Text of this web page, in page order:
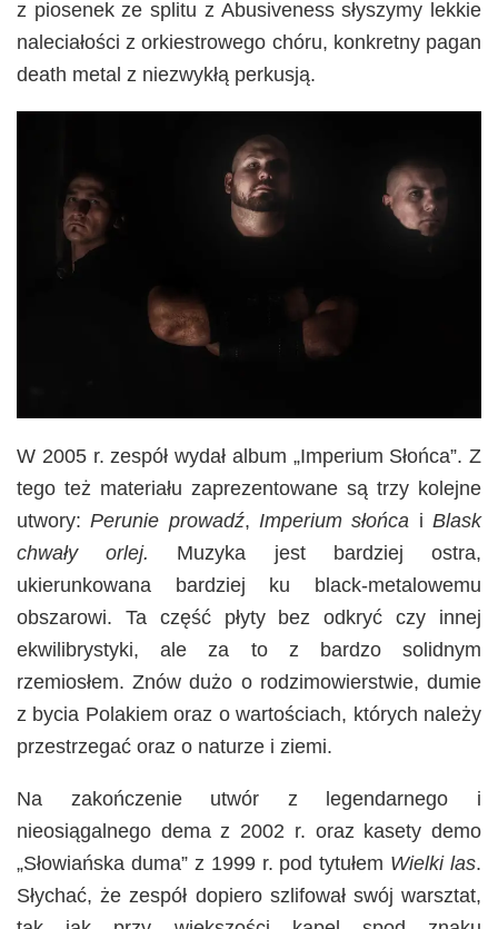
z piosenek ze splitu z Abusiveness słyszymy lekkie
naleciałości z orkiestrowego chóru, konkretny pagan
death metal z niezwykłą perkusją.
W 2005 r. zespół wydał album „Imperium Słońca”. Z
tego też materiału zaprezentowane są trzy kolejne
utwory: Perunie prowadź, Imperium słońca iBlask
chwały orlej.
Muzyka jest bardziej ostra,
ukierunkowana bardziej ku black-metalowemu
obszarowi. Ta część płyty bez odkryć czy innej
ekwilibrystyki, ale za to z bardzo solidnym
rzemiosłem. Znów dużo o rodzimowierstwie, dumie
z bycia Polakiem oraz o wartościach, których należy
przestrzegać oraz o naturze i ziemi.
Na zakończenie utwór z legendarnego i
nieosiągalnego dema z 2002 r. oraz kasety demo
„Słowiańska duma” z 1999 r. pod tytułem Wielki las.
Słychać, że zespół dopiero szlifował swój warsztat,